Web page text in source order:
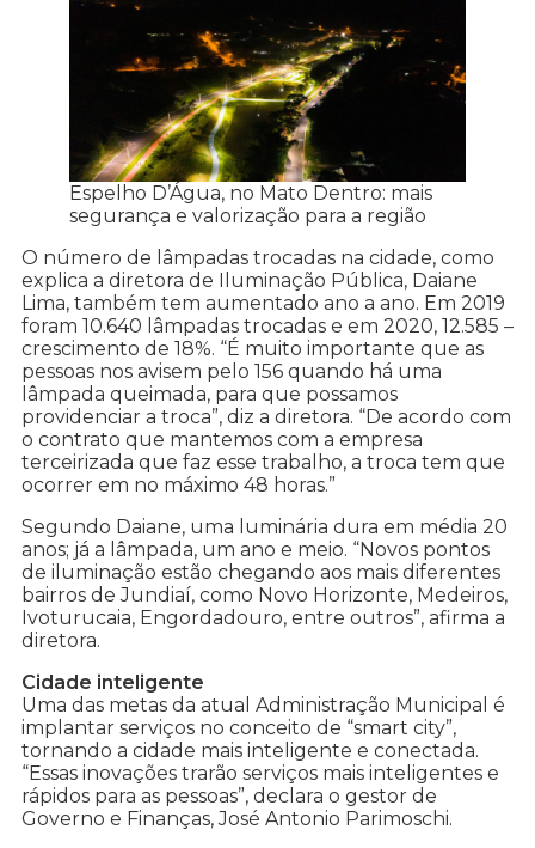
Espelho D’Água, no Mato Dentro: mais
segurança e valorização para a região
O número de lâmpadas trocadas na cidade, como
explica a diretora de Iluminação Pública, Daiane
Lima, também tem aumentado ano a ano. Em 2019
foram 10.640 lâmpadas trocadas e em 2020, 12.585 –
crescimento de 18%. “É muito importante que as
pessoas nos avisem pelo 156 quando há uma
lâmpada queimada, para que possamos
providenciar a troca”, diz a diretora. “De acordo com
o contrato que mantemos com a empresa
terceirizada que faz esse trabalho, a troca tem que
ocorrer em no máximo 48 horas.”
Segundo Daiane, uma luminária dura em média 20
anos; já a lâmpada, um ano e meio. “Novos pontos
de iluminação estão chegando aos mais diferentes
bairros de Jundiaí, como Novo Horizonte, Medeiros,
Ivoturucaia, Engordadouro, entre outros”, afirma a
diretora.
Cidade inteligente
Uma das metas da atual Administração Municipal é
implantar serviços no conceito de “smart city”,
tornando a cidade mais inteligente e conectada.
“Essas inovações trarão serviços mais inteligentes e
rápidos para as pessoas”, declara o gestor de
Governo e Finanças, José Antonio Parimoschi.